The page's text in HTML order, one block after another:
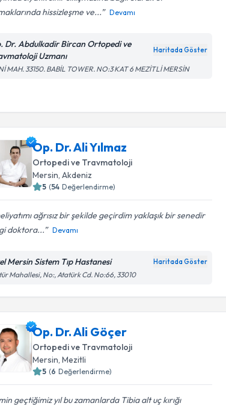
hissizleşme ve...
Devamı
Dr. Abdulkadir Bircan Ortopedi ve
Uzmanı
Haritada Göster
MAH. 33150. BABİL TOWER. NO:3 KAT 6 MEZİTLİ MERSİN
Op. Dr. Ali Yılmaz
Ortopedi ve Travmatoloji
Mersin , Akdeniz
5 (54 Değerlendirme)
ağrısız bir şekilde geçirdim yaklaşık bir senedir
doktora...
Devamı
Mersin Sistem Tıp Hastanesi Haritada Göster
Mahallesi, No:, Atatürk Cd. No:66, 33010
Op. Dr. Ali Göçer
Ortopedi ve Travmatoloji
Mersin , Mezitli
5 (6 Değerlendirme)
geçtiğimiz yıl bu zamanlarda Tibia alt uç kırığı